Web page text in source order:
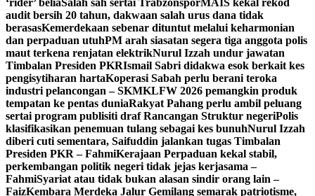
‘rider’ beliaSalah sah sertai TrabzonsporMAIS kekal rekod
audit bersih 20 tahun, dakwaan salah urus dana tidak
berasasKemerdekaan sebenar dituntut melalui keharmonian
dan perpaduan utuhPM arah siasatan segera tiga anggota polis
maut terkena renjatan elektrikNurul Izzah undur jawatan
Timbalan Presiden PKRIsmail Sabri didakwa esok berkait kes
pengisytiharan hartaKoperasi Sabah perlu berani teroka
industri pelancongan – SKMKLFW 2026 pemangkin produk
tempatan ke pentas duniaRakyat Pahang perlu ambil peluang
sertai program publisiti draf Rancangan Struktur negeriPolis
klasifikasikan penemuan tulang sebagai kes bunuhNurul Izzah
diberi cuti sementara, Saifuddin jalankan tugas Timbalan
Presiden PKR – FahmiKerajaan Perpaduan kekal stabil,
perkembangan politik negeri tidak jejas kerjasama –
FahmiSyariat atau tidak bukan alasan sindir orang lain –
FaizKembara Merdeka Jalur Gemilang semarak patriotisme,